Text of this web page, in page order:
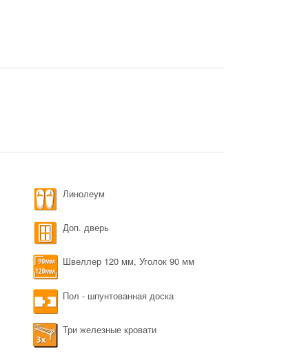
Линолеум
Доп. дверь
Швеллер 120 мм, Уголок 90 мм
Пол - шпунтованная доска
Три железные кровати